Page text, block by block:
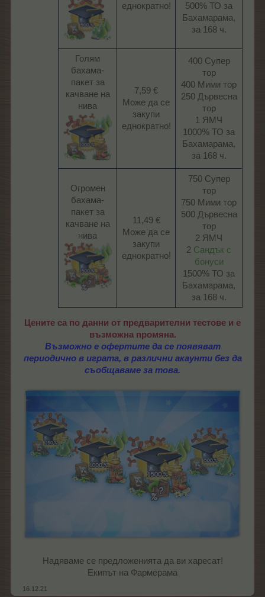
еднократно!​
500% ТО за
Бахамарама,
за 168 ч.​
Голям
бахама-
пакет за
качване на
нива
7,59 €
Може да се
закупи
еднократно!​
400 Супер
тор
400 Мими тор
250 Дървесна
тор
1 ЯМЧ
1000% ТО за
Бахамарама,
за 168 ч.​
Огромен
бахама-
пакет за
качване на
нива
11,49 €
Може да се
закупи
еднократно!​
750 Супер
тор
750 Мими тор
500 Дървесна
тор
2 ЯМЧ
2 Сандък с
бонуси
1500% ТО за
Бахамарама,
за 168 ч.​
Цените са по данни от предварителни тестове и е
възможна промяна.
Възможно е офертите да се появяват
периодично в играта, в различни акаунти без да
съобщаваме за това.
Надяваме се предложенията да ви харесат!
Екипът на Фармерама​
16.12.21